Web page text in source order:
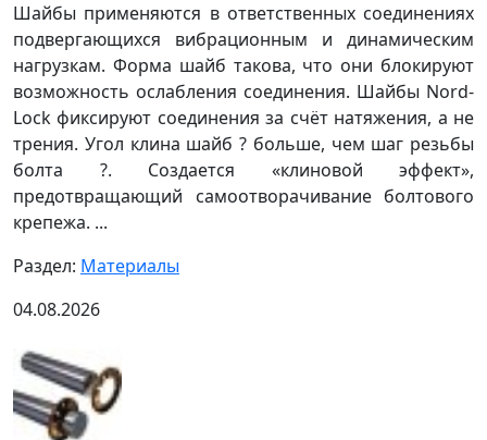
Шайбы применяются в ответственных соединениях
подвергающихся вибрационным и динамическим
нагрузкам. Форма шайб такова, что они блокируют
возможность ослабления соединения. Шайбы Nord-
Lock фиксируют соединения за счёт натяжения, а не
трения. Угол клина шайб ? больше, чем шаг резьбы
болта ?. Создается «клиновой эффект»,
предотвращающий самоотворачивание болтового
крепежа. ...
Раздел: Материалы
04.08.2026